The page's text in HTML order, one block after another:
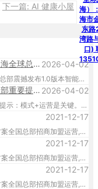
下一篇: AI 健康小屋
哈工大哈工天愈AI健康小屋招商加盟运营珠海全球总部震撼发布1.0版本智能体（投资、收益、扶持、盈利） 2026-04-02
哈工大哈工天愈AI健康小屋招商加盟运营珠海全球总部震撼发布1.0版本智能体，哈工大哈工天愈AI健康小屋招商加盟运营全国总部,小愈机器人理疗及智慧康养招商加盟运营全国总部,哈工天愈合伙人招商加盟运营全国总部：总部地址：深圳市南山区招商蛇口创业壹号A座208号 联系电话13510380968 珠海全球总部地址：广东省珠海市金湾区机场东路288号 联系电话13510380968
哈工大哈工天愈AI健康小屋招商加盟运营总部重要提示，模式+运营是关键 2026-04-02
哈工大哈工天愈AI健康小屋招商加盟运营总部重要提示：模式+运营是关键。哈工大哈工天愈AI健康小屋,小愈机器人理疗及智慧康养招商加盟运营全国总部,哈工天愈合伙人招商加盟运营全国总部。深圳总部地址：深圳市南山区招商蛇口创业壹号A座208号 联系电话13510380968 珠海总部地址：广东省珠海市金湾区机场东路288号 联系电话13510380968
2021-12-17
哈工大哈工天愈AI健康小屋,机器人智慧康养解决方案全国总部招商加盟运营,城市合伙人及地市区县运营中心招商加盟运营全国总部 联系：安先生 13510380968
2021-12-17
哈工大哈工天愈AI健康小屋,机器人智慧康养解决方案全国总部招商加盟运营,城市合伙人及地市区县运营中心招商加盟运营全国总部 联系：安先生 13510380968
2021-12-17
哈工大哈工天愈AI健康小屋,机器人智慧康养解决方案全国总部招商加盟运营,城市合伙人及地市区县运营中心招商加盟运营全国总部 联系：安先生 13510380968